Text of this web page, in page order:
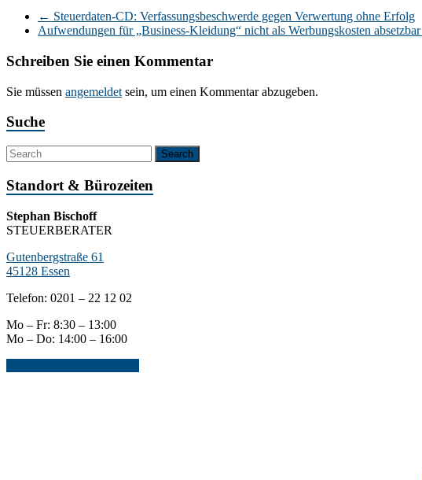
← Steuerdaten-CD: Verfassungsbeschwerde gegen Verwertung ohne Erfolg
Aufwendungen für „Business-Kleidung“ nicht als Werbungskosten absetzbar
Schreiben Sie einen Kommentar
Sie müssen angemeldet sein, um einen Kommentar abzugeben.
Suche
Standort & Bürozeiten
Stephan Bischoff
STEUERBERATER
Gutenbergstraße 61
45128 Essen
Telefon: 0201 – 22 12 02
Mo – Fr: 8:30 – 13:00
Mo – Do: 14:00 – 16:00